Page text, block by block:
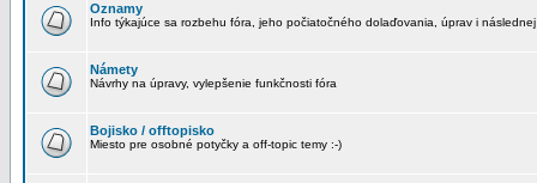
Oznamy
Info týkajúce sa rozbehu fóra, jeho počiatočného dolaďovania, úprav i
Námety
Návrhy na úpravy, vylepšenie funkčnosti fóra
Bojisko / offtopisko
Miesto pre osobné potyčky a off-topic temy :-)